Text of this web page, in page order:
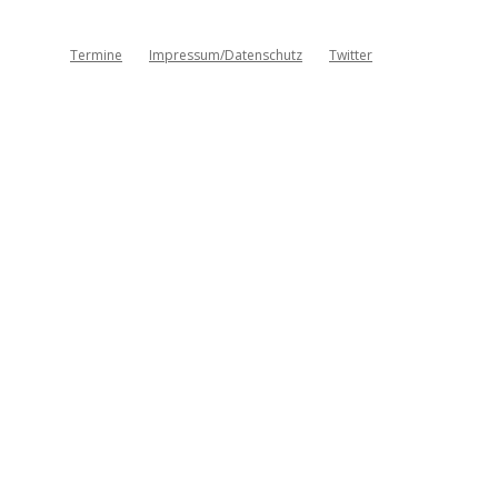
Termine Impressum/Datenschutz Twitter